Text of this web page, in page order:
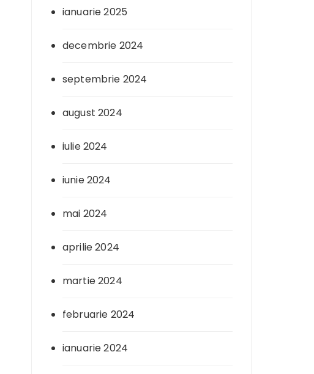
ianuarie 2025
decembrie 2024
septembrie 2024
august 2024
iulie 2024
iunie 2024
mai 2024
aprilie 2024
martie 2024
februarie 2024
ianuarie 2024